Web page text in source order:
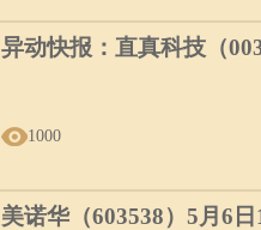
异动快报：直真科技（
1000
美诺华（603538）5月6